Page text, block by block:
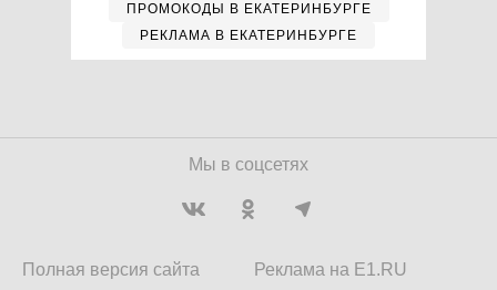
ПРОМОКОДЫ В ЕКАТЕРИНБУРГЕ
РЕКЛАМА В ЕКАТЕРИНБУРГЕ
Мы в соцсетях
Полная версия сайта
Реклама на E1.RU